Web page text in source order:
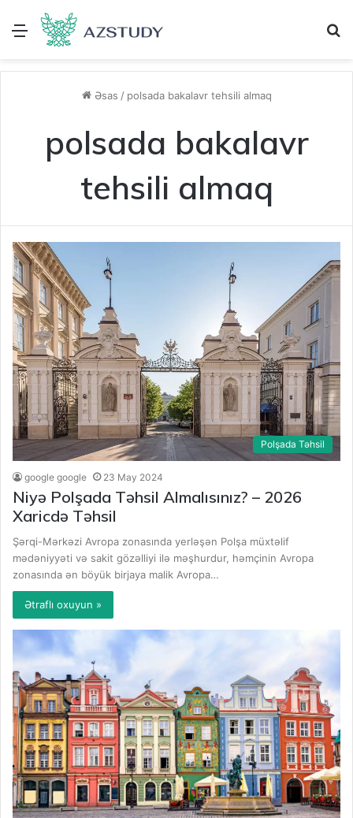
Menu
Əsas / polsada bakalavr tehsili almaq
polsada bakalavr
tehsili almaq
Polşada Təhsil
google google 23 May 2024
Niyə Polşada Təhsil Almalısınız? – 2026
Xaricdə Təhsil
Şərqi-Mərkəzi Avropa zonasında yerləşən Polşa müxtəlif
mədəniyyəti və sakit gözəlliyi ilə məşhurdur, həmçinin Avropa
zonasında ən böyük birjaya malik Avropa…
Ətraflı oxuyun »